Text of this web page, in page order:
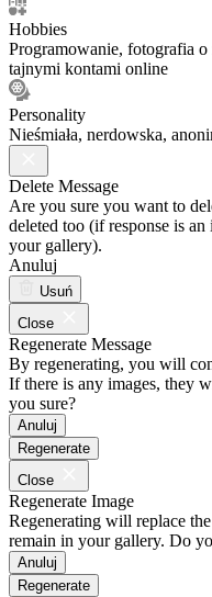
Hobbies
Programowanie, fotografia o
tajnymi kontami online
Personality
Nieśmiała, nerdowska,
Delete Message
Are you sure you want to
deleted too (if response is
your gallery).
Anuluj
Usuń
Close
Regenerate Message
By regenerating, you will
If there is any images, they
you sure?
Anuluj
Regenerate
Close
Regenerate Image
Regenerating will replace
remain in your gallery. Do
Anuluj
Regenerate